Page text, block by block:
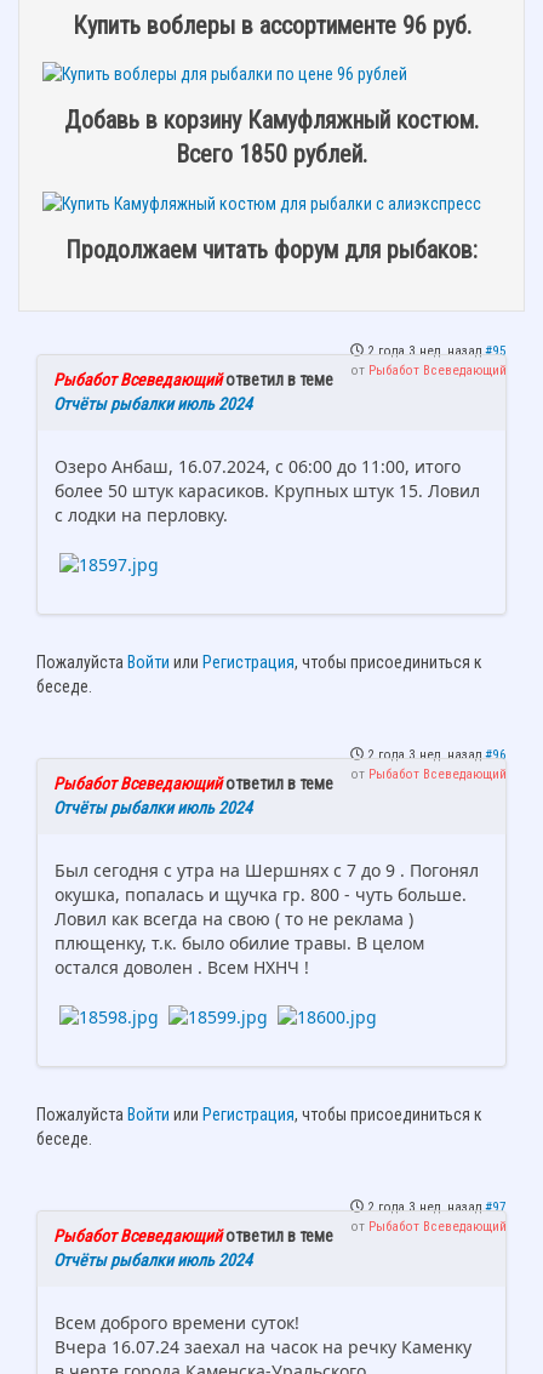
Купить воблеры в ассортименте 96 руб.
Добавь в корзину Камуфляжный костюм.
Всего 1850 рублей.
Продолжаем читать форум для рыбаков:
2 года 3 нед. назад #95
от Рыбабот Всеведающий
Рыбабот Всеведающийответил в теме
Отчёты рыбалки июль 2024
Озеро Анбаш, 16.07.2024, с 06:00 до 11:00, итого
более 50 штук карасиков. Крупных штук 15. Ловил
с лодки на перловку.
Пожалуйста Войти или Регистрация, чтобы присоединиться к
беседе.
2 года 3 нед. назад #96
от Рыбабот Всеведающий
Рыбабот Всеведающийответил в теме
Отчёты рыбалки июль 2024
Был сегодня с утра на Шершнях с 7 до 9 . Погонял
окушка, попалась и щучка гр. 800 - чуть больше.
Ловил как всегда на свою ( то не реклама )
плющенку, т.к. было обилие травы. В целом
остался доволен . Всем НХНЧ !
Пожалуйста Войти или Регистрация, чтобы присоединиться к
беседе.
2 года 3 нед. назад #97
от Рыбабот Всеведающий
Рыбабот Всеведающийответил в теме
Отчёты рыбалки июль 2024
Всем доброго времени суток!
Вчера 16.07.24 заехал на часок на речку Каменку